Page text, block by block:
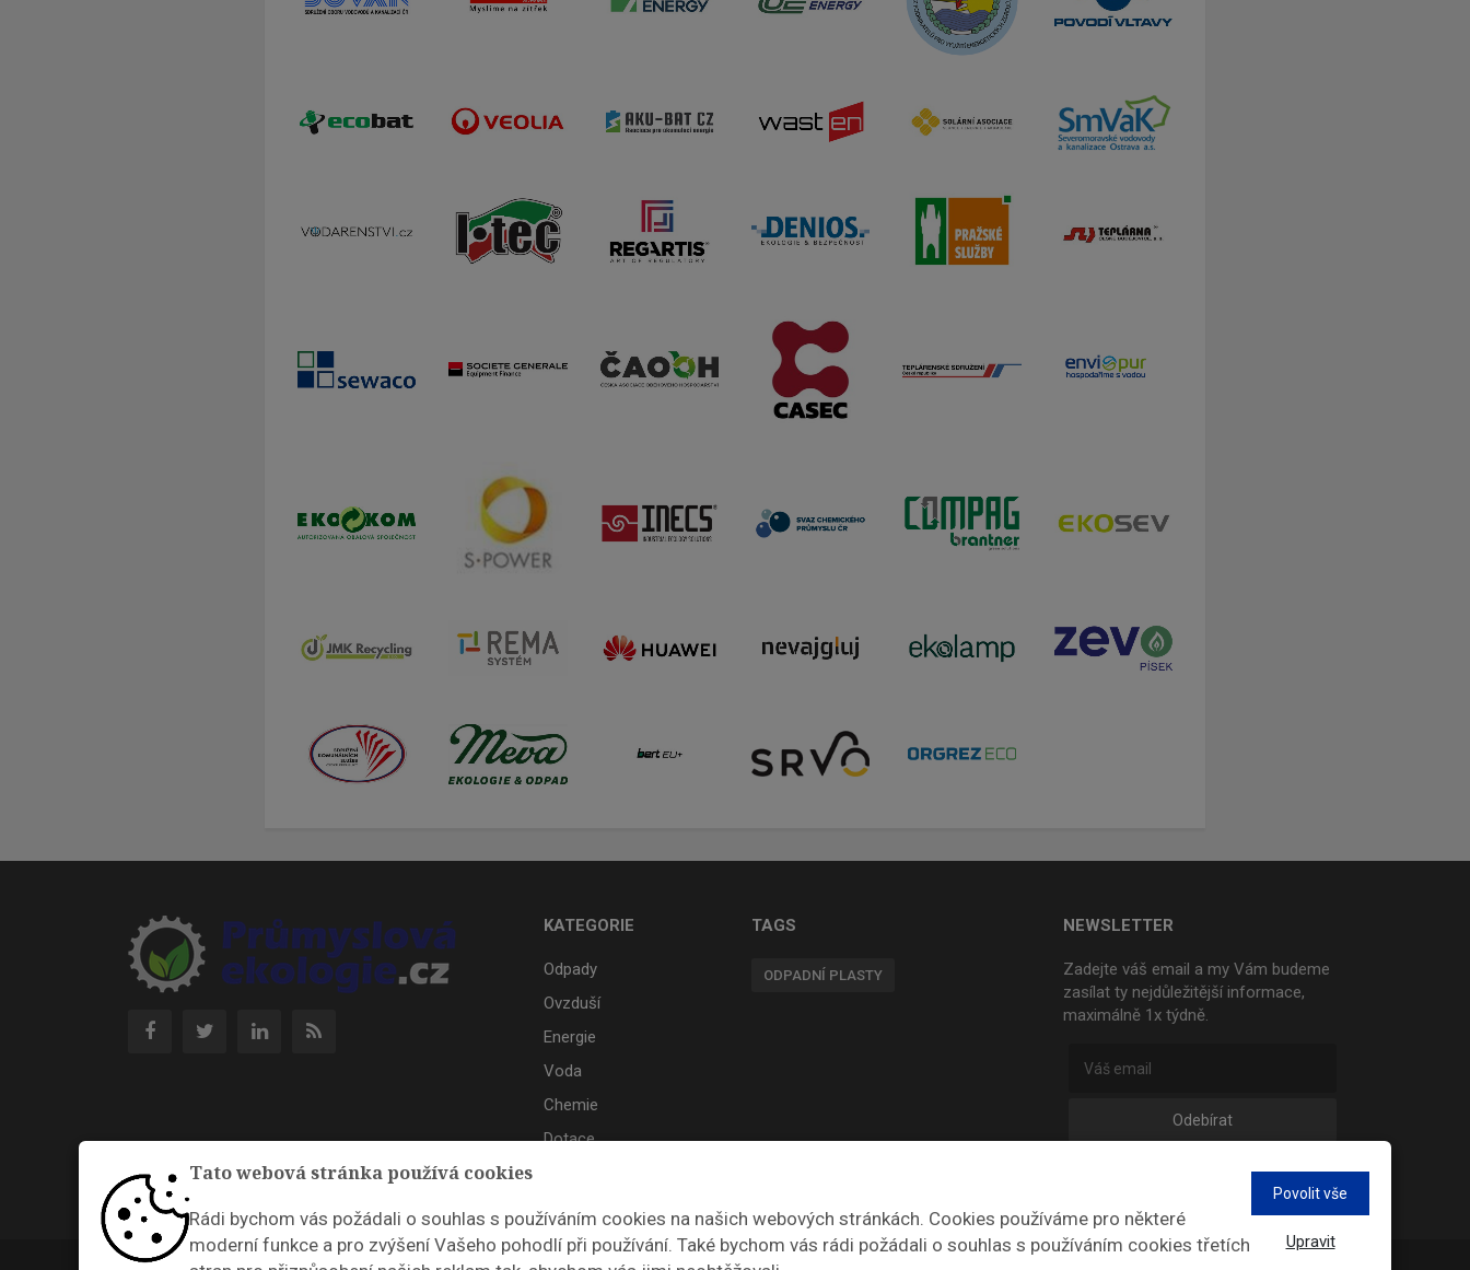
Tato webová stránka používá cookies
Rádi bychom vás požádali o souhlas s používáním cookies na našich webových stránkách. Cookies používáme pro některé
moderní funkce a pro zvýšení Vašeho pohodlí při používání. Také bychom vás rádi požádali o souhlas s používáním cookies třetích
Povolit vše
Upravit
KATEGORIE
Odpady
Ovzduší
Energie
Voda
Chemie
Dotace
TAGS
ODPADNÍ PLASTY
NEWSLETTER
Zadejte váš email a my Vám budeme
zasílat ty nejdůležitější informace,
maximálně 1x týdně.
Odebírat